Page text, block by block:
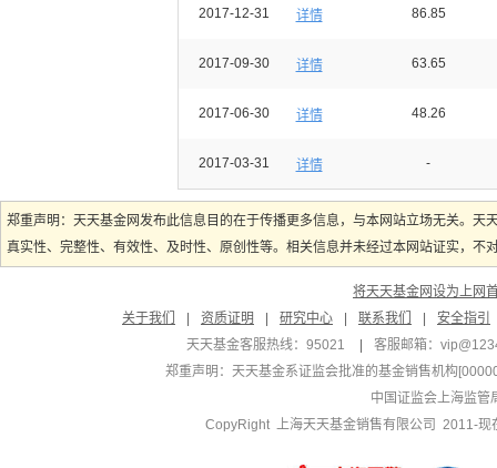
2017-12-31 详情 86.85
2017-09-30 详情 63.65
2017-06-30 详情 48.26
2017-03-31 详情 -
郑重声明：天天基金网发布此信息目的在于传播更多信息，与本网站立场无关。
真实性、完整性、有效性、及时性、原创性等。相关信息并未经过本网站证实，
将天天基金网设为上网
关于我们
资质证明 研究中心 联系我们
安全指引
天天基金客服热线：95021
客服邮箱：
郑重声明： 天天基金系证监会批准的基金销售机构
中国证监会上海监管
CopyRight 上海天天基金销售有限公司 2011-